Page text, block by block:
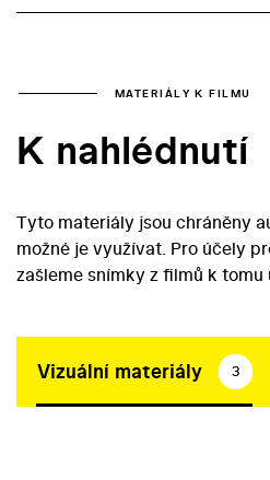
MATERIÁLY K FILMU
K nahlédnutí
Tyto materiály jsou chráněny
možné je využívat. Pro účely
zašleme snímky z filmů k tomu
Vizuální materiály 3